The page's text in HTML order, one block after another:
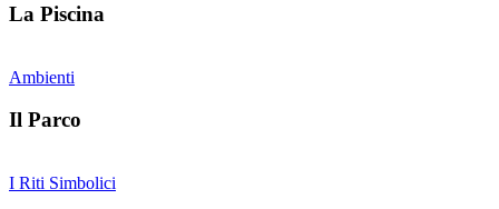
La Piscina
Ambienti
Il Parco
I Riti Simbolici